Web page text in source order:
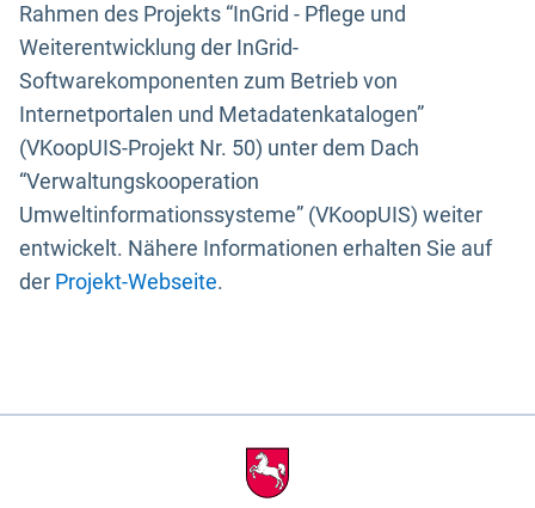
Rahmen des Projekts “InGrid - Pflege und
Weiterentwicklung der InGrid-
Softwarekomponenten zum Betrieb von
Internetportalen und Metadatenkatalogen”
(VKoopUIS-Projekt Nr. 50) unter dem Dach
“Verwaltungskooperation
Umweltinformationssysteme” (VKoopUIS) weiter
entwickelt. Nähere Informationen erhalten Sie auf
der Projekt-Webseite.